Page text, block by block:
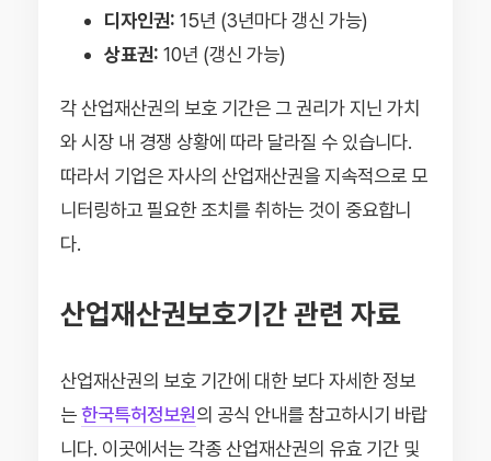
디자인권: 15년 (3년마다 갱신 가능)
상표권: 10년 (갱신 가능)
각 산업재산권의 보호 기간은 그 권리가 지닌 가치
와 시장 내 경쟁 상황에 따라 달라질 수 있습니다.
따라서 기업은 자사의 산업재산권을 지속적으로 모
니터링하고 필요한 조치를 취하는 것이 중요합니
다.
산업재산권보호기간 관련 자료
산업재산권의 보호 기간에 대한 보다 자세한 정보
는한국특허정보원의 공식 안내를 참고하시기 바랍
니다. 이곳에서는 각종 산업재산권의 유효 기간 및